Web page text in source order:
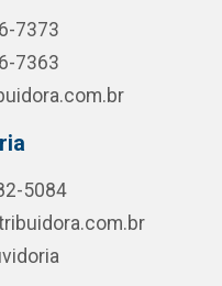
7373
7363
5084